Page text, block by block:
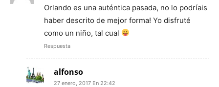
Orlando es una auténtica pasada, no lo podríais
haber descrito de mejor forma! Yo disfruté
como un niño, tal cual
Respuesta
alfonso
27 enero, 2017 En 22:42